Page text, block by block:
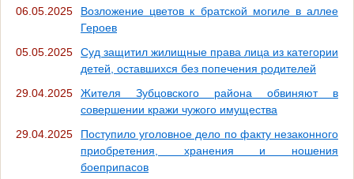
06.05.2025
Возложение цветов к братской могиле в аллее
Героев
05.05.2025
Суд защитил жилищные права лица из категории
детей, оставшихся без попечения родителей
29.04.2025
Жителя Зубцовского района обвиняют в
совершении кражи чужого имущества
29.04.2025
Поступило уголовное дело по факту незаконного
приобретения, хранения и ношения
боеприпасов